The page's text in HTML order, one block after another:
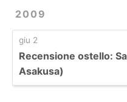
2009
giu 2
Recensione ostello:
Asakusa)